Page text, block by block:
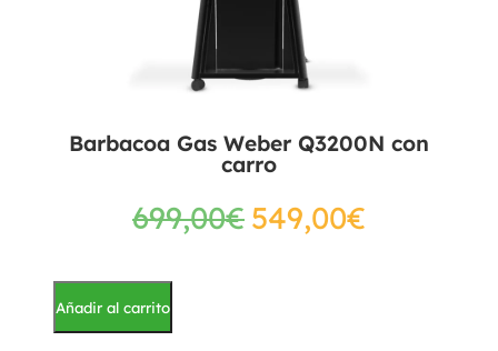
Barbacoa Gas Weber Q3200N con
carro
699,00€ 549,00€
Añadir al carrito